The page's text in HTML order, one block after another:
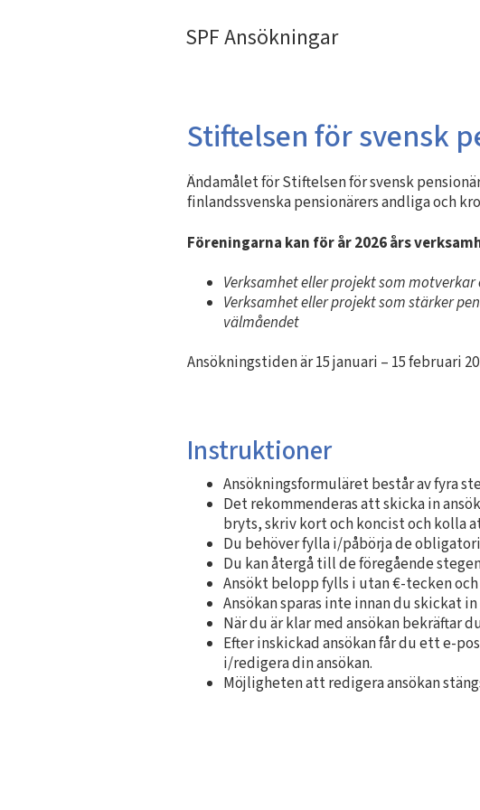
SPF Ansökningar
Stiftelsen för svensk
Ändamålet för Stiftelsen för svensk
finlandssvenska pensionärers andliga och
Föreningarna kan för år 2026 års
Verksamhet eller projekt som
Verksamhet eller projekt som stärker
välmåendet
Ansökningstiden är 15 januari – 15 februari
Instruktioner
Ansökningsformuläret består av fyra
Det rekommenderas att skicka in
bryts, skriv kort och koncist och kolla
Du behöver fylla i/påbörja de
Du kan återgå till de föregående
Ansökt belopp fylls i utan €-tecken och
Ansökan sparas inte innan du skickat in
När du är klar med ansökan bekräftar
Efter inskickad ansökan får du ett e-
i/redigera din ansökan.
Möjligheten att redigera ansökan